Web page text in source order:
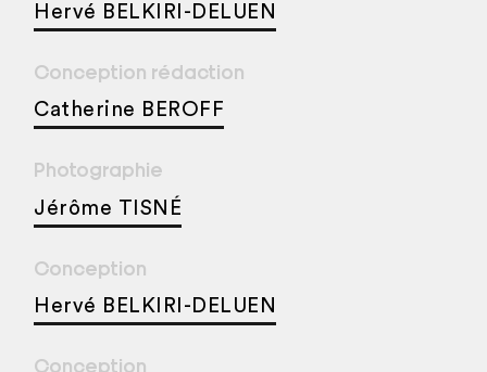
Hervé BELKIRI-DELUEN
Conception rédaction
Catherine BEROFF
Photographie
Jérôme TISNÉ
Conception
Hervé BELKIRI-DELUEN
Conception